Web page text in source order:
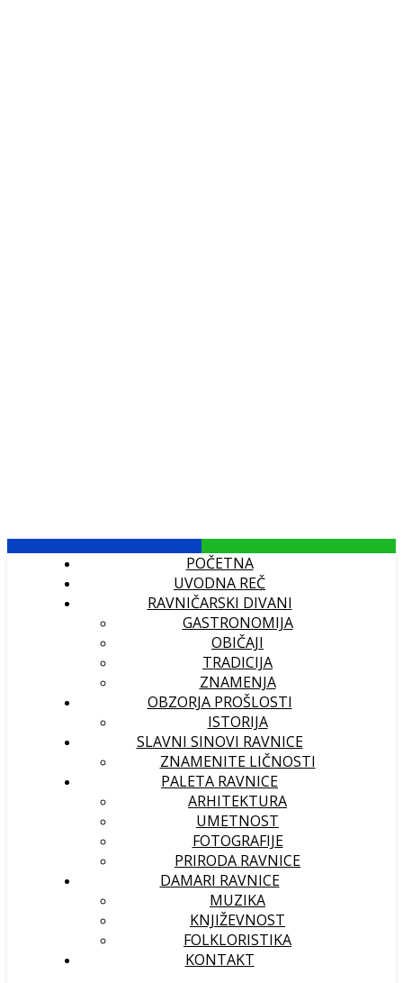
POČETNA
UVODNA REČ
RAVNIČARSKI DIVANI
GASTRONOMIJA
OBIČAJI
TRADICIJA
ZNAMENJA
OBZORJA PROŠLOSTI
ISTORIJA
SLAVNI SINOVI RAVNICE
ZNAMENITE LIČNOSTI
PALETA RAVNICE
ARHITEKTURA
UMETNOST
FOTOGRAFIJE
PRIRODA RAVNICE
DAMARI RAVNICE
MUZIKA
KNJIŽEVNOST
FOLKLORISTIKA
KONTAKT